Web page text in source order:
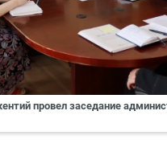
провел заседание